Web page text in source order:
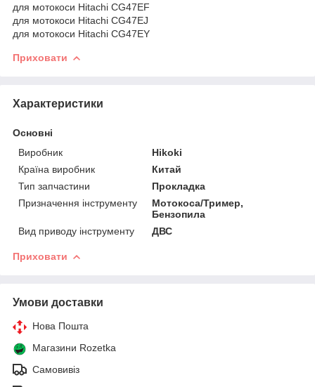
для мотокоси Hitachi CG47EF
для мотокоси Hitachi CG47EJ
для мотокоси Hitachi CG47EY
Приховати
Характеристики
Основні
Виробник
Hikoki
Країна виробник
Китай
Тип запчастини
Прокладка
Призначення інструменту
Мотокоса/Тример,
Бензопила
Вид приводу інструменту
ДВС
Приховати
Умови доставки
Нова Пошта
Магазини Rozetka
Самовивіз